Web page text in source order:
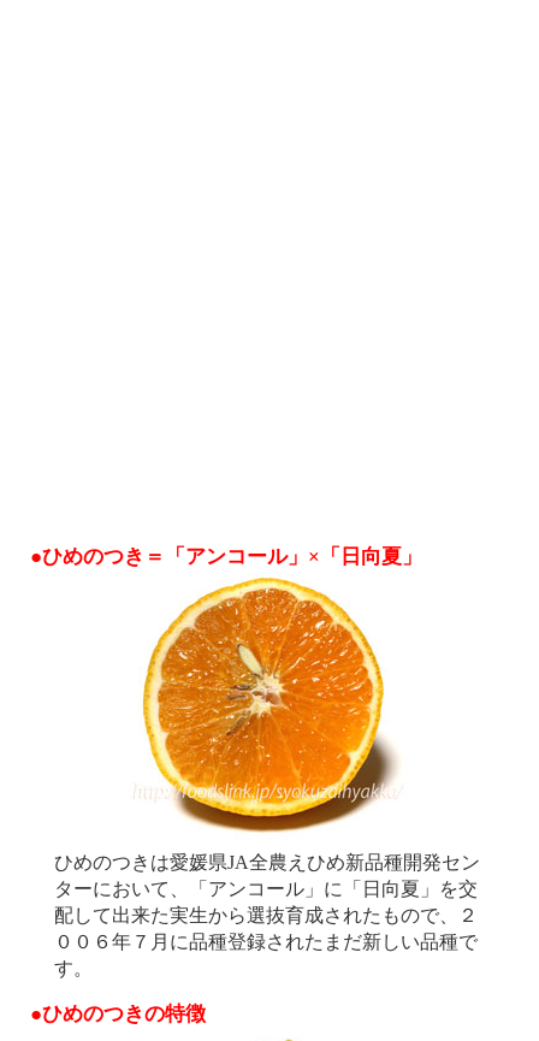
●ひめのつき＝「アンコール」×「日向夏」
ひめのつきは愛媛県JA全農えひめ新品種開発セン
ターにおいて、「アンコール」に「日向夏」を交
配して出来た実生から選抜育成されたもので、２
００６年７月に品種登録されたまだ新しい品種で
す。
●ひめのつきの特徴